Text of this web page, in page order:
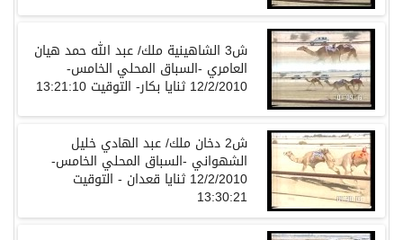
ش3 الشاهينية ملك/ عبد الله حمد هيان
العامري -السباق المحلي الخامس-
12/2/2010 ثنايا بكار- التوقيت 13:21:10
ش2 دخان ملك/ عبد الهادي خليل
الشهواني -السباق المحلي الخامس-
12/2/2010 ثنايا قعدان - التوقيت
13:30:21